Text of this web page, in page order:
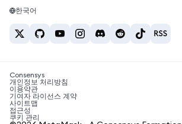
채용
테더 가격
BTC를 INR로 환전
ETH를 USDT로 환전
USDT 매수
SHIB 매수
BNB 매수
솔라나 지갑
암호화폐 세금 뉴스
암호화폐 매수 방법
비트코인 매도 방법
한국어
Consensys
개인정보 처리방침
이용약관
기여자 라이선스 계약
사이트맵
접근성
쿠키 관리